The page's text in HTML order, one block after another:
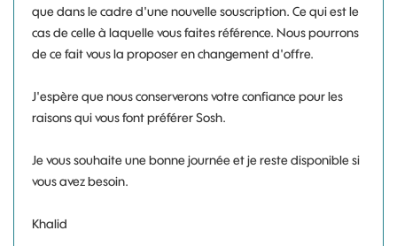
que dans le cadre d'une nouvelle souscription. Ce qui est le
cas de celle à laquelle vous faites référence. Nous pourrons
de ce fait vous la proposer en changement d'offre.
J'espère que nous conserverons votre confiance pour les
raisons qui vous font préférer Sosh.
Je vous souhaite une bonne journée et je reste disponible si
vous avez besoin.
Khalid